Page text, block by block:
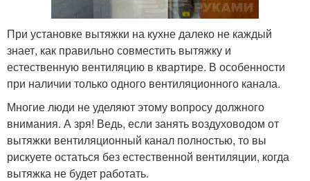
При установке вытяжки на кухне далеко не каждый
знает, как правильно совместить вытяжку и
естественную вентиляцию в квартире. В особенности
при наличии только одного вентиляционного канала.
Многие люди не уделяют этому вопросу должного
внимания. А зря! Ведь, если занять воздуховодом от
вытяжки вентиляционный канал полностью, то вы
рискуете остаться без естественной вентиляции, когда
вытяжка не будет работать.